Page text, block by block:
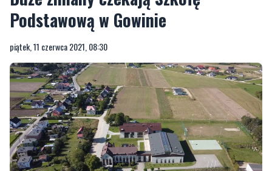
Duże zmiany czekają Szkołę
Podstawową w Gowinie
piątek, 11 czerwca 2021, 08:30